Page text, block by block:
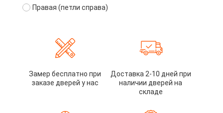
Правая (петли справа)
Замер бесплатно при
заказе дверей у нас
Доставка 2-10 дней при
наличии дверей на
складе